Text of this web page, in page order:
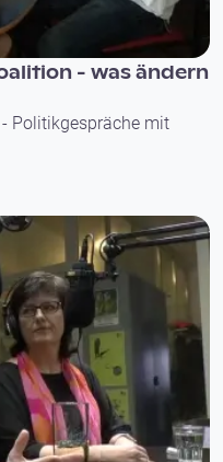
- was ändern
Politikgespräche mit